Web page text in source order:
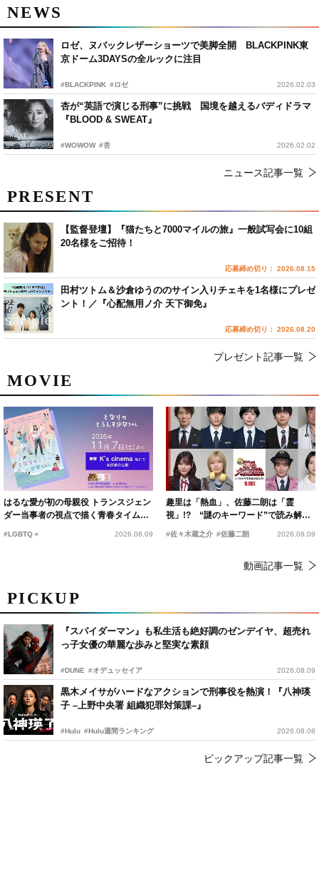
NEWS
ロゼ、ヌバックレザーショーツで美脚全開 BLACKPINK東
京ドーム3DAYSの全ルックに注目
#BLACKPINK #ロゼ 2026.02.03
杏が“英語で演じる刑事”に挑戦 国境を越えるバディドラマ
『BLOOD & SWEAT』
#WOWOW #杏 2026.02.02
ニュース記事一覧
PICKUP
『スパイダーマン』も私生活も絶好調のゼンデイヤ、超売れ
っ子女優の華麗な歩みと堅実な素顔
#DUNE #オデュッセイア 2026.08.09
黒木メイサがハードなアクションで刑事役を熱演！『八神瑛
子 –上野中央署 組織犯罪対策課–』
#Hulu #Hulu週間ランキング 2026.08.08
ピックアップ記事一覧
MOVIE
はるな愛が初の母親役 トランスジェン
ダー当事者の視点で描く青春タイムス
#LGBTQ＋ 2026.08.09
趣里は「熱血」、佐藤二朗は「霊
視」!? “謎のキーワード”で読み解く
『踊る大捜査線 N.E.W.』新メンバー
#佐々木蔵之介 #佐藤二朗 2026.08.09
動画記事一覧
PRESENT
【監督登壇】『猫たちと7000マイルの旅』一般試写会に10組
20名様をご招待！
応募締め切り： 2026.08.15
田村ツトム＆沙倉ゆうののサイン入りチェキを1名様にプレゼ
ント！／『心配無用ノ介 天下御免』
応募締め切り： 2026.08.20
プレゼント記事一覧